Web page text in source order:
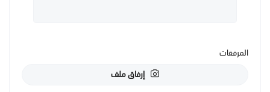
المرفقات
إرفاق ملف